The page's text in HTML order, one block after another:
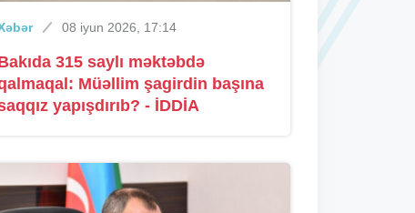
08 iyun 2026, 17:14
315 saylı məktəbdə
Müəllim şagirdin başına
yapışdırıb? - İDDİA